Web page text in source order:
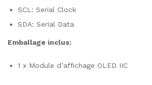
SCL: Serial Clock
SDA: Serial Data
Emballage inclus:
1 x Module d’affichage OLED IIC